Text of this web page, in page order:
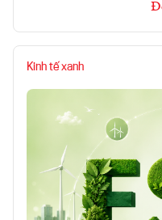
Kinh tế xanh